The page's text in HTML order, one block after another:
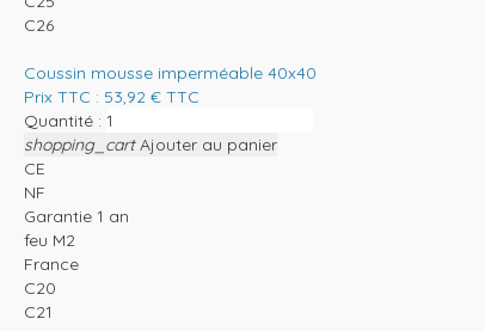
C26
Coussin mousse imperméable 40x40
Prix TTC : 53,92 € TTC
Quantité :
shopping_cart Ajouter au panier
CE
NF
Garantie 1 an
feu M2
France
C20
C21